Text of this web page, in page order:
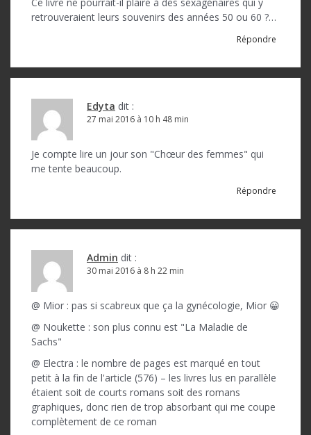
retrouveraient leurs souvenirs des années 50 ou 60 ?…
Répondre
Edyta dit :
27 mai 2016 à 10 h 48 min
Je compte lire un jour son "Chœur des femmes" qui
me tente beaucoup.
Répondre
Admin dit :
30 mai 2016 à 8 h 22 min
@ Mior : pas si scabreux que ça la gynécologie, Mior 😀
@ Noukette : son plus connu est "La Maladie de
Sachs"
@ Electra : le nombre de pages est marqué en tout
petit à la fin de l'article (576) – les livres lus en parallèle
étaient soit de courts romans soit des romans
graphiques, donc rien de trop absorbant qui me coupe
complètement de ce roman